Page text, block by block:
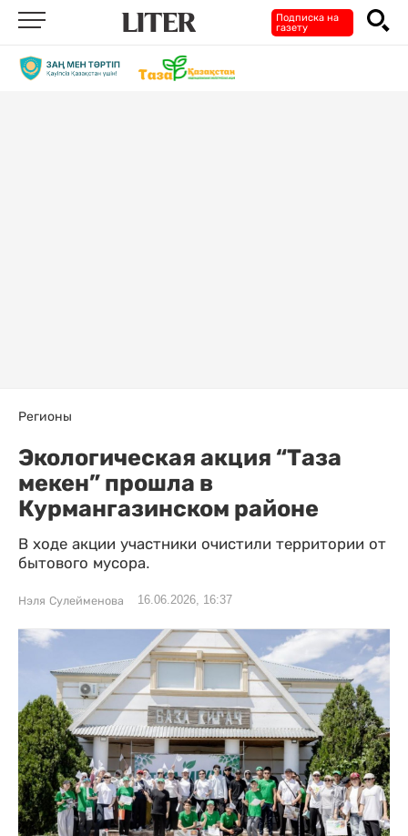
Подписка на
газету
Регионы
Экологическая акция “Таза
мекен” прошла в
Курмангазинском районе
В ходе акции участники очистили территории от
бытового мусора.
Нэля Сулейменова 16.06.2026, 16:37